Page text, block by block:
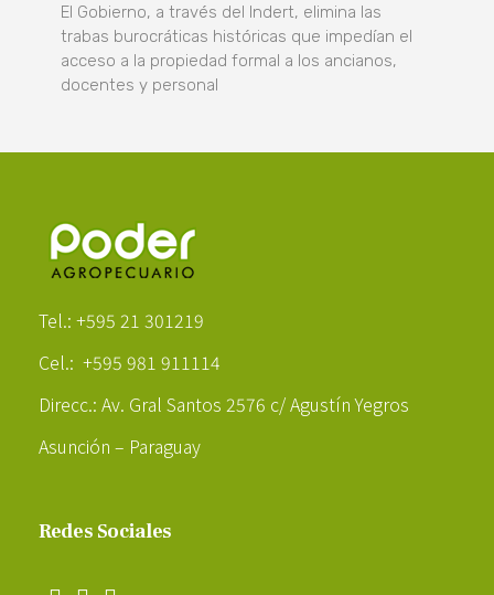
El Gobierno, a través del Indert, elimina las
trabas burocráticas históricas que impedían el
acceso a la propiedad formal a los ancianos,
docentes y personal
Tel.: +595 21 301219
Cel.: +595 981 911114
Direcc.: Av. Gral Santos 2576 c/ Agustín Yegros
Asunción – Paraguay
Redes Sociales